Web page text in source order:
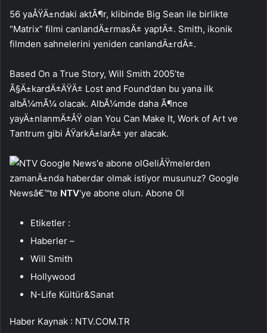
56 yaÅŸÄ±ndaki aktÃ¶r, klibinde Big Sean ile birlikte
“Matrix” filmi canlandÄ±rmasÄ± yaptÄ±. Smith, ikonik
filmden sahnelerini yeniden canlandÄ±rdÄ±.
Based On a True Story, Will Smith 2005’te
Ã§Ä±kardÄ±ÄŸÄ± Lost and Found’dan bu yana ilk
albÃ¼mÃ¼ olacak. AlbÃ¼mde daha Ã¶nce
yayÄ±nlanmÄ±ÅŸ olan You Can Make It, Work of Art ve
Tantrum gibi ÅŸarkÄ±larÄ± yer alacak.
GeliÅŸmelerden
zamanÄ±nda haberdar olmak istiyor musunuz? Google
Newsâ€™te NTV‘ye abone olun. Abone Ol
Etiketler :
Haberler –
Will Smith
Hollywood
N-Life Kültür&Sanat
Haber Kaynak : NTV.COM.TR